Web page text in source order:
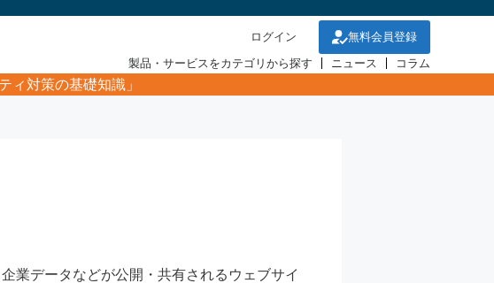
ログイン
無料会員登録
製品・サービスをカテゴリから探す
ニュース コラム
ィ対策の基礎知識」
業データなどが公開・共有されるウェブサイ